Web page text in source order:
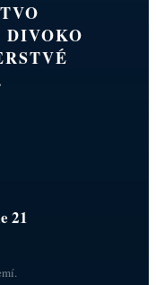
DIVOKO
21